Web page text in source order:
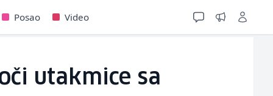
Posao Video
utakmice sa